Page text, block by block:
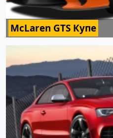
McLaren GTS Купе